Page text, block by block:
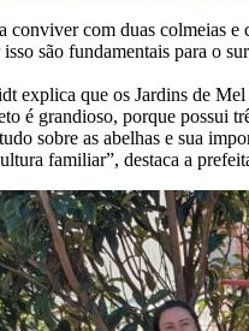
conviver com duas colmeias
são fundamentais para o
explica que os Jardins de
é grandioso, porque possui
sobre as abelhas e sua
familiar”, destaca a